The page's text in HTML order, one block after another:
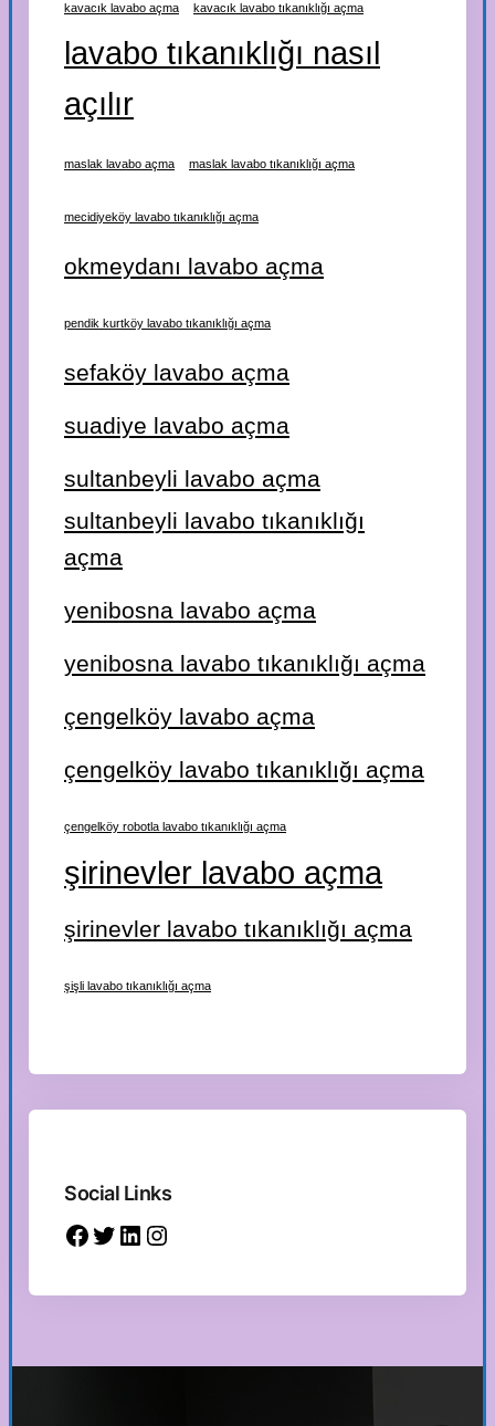
kavacık lavabo açma kavacık lavabo tıkanıklığı açma
lavabo tıkanıklığı nasıl
açılır
maslak lavabo açma maslak lavabo tıkanıklığı açma
mecidiyeköy lavabo tıkanıklığı açma
okmeydanı lavabo açma
pendik kurtköy lavabo tıkanıklığı açma
sefaköy lavabo açma
suadiye lavabo açma
sultanbeyli lavabo açma
sultanbeyli lavabo tıkanıklığı
açma
yenibosna lavabo açma
yenibosna lavabo tıkanıklığı açma
çengelköy lavabo açma
çengelköy lavabo tıkanıklığı açma
çengelköy robotla lavabo tıkanıklığı açma
şirinevler lavabo açma
şirinevler lavabo tıkanıklığı açma
şişli lavabo tıkanıklığı açma
Social Links
Facebook Twitter LinkedIn Instagram